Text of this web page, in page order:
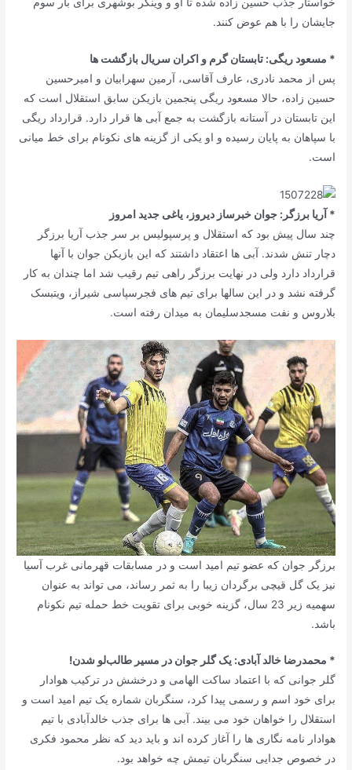
جایشان را با هم عوض کنند.
* مسعود ریگی: تابستان گرم و اکران سریال بازگشت ها
پس از محمد نادری، عارف آقاسی، آرمین سهرابیان و امیرحسین
حسین زاده، حالا مسعود ریگی پنجمین بازیکن سابق استقلال است که
این تابستان در آستانه بازگشت به جمع آبی ها قرار دارد. قرارداد ریگی
با سپاهان به پایان رسیده و او یکی از گزینه های نکونام برای خط میانی
است.
* آریا برزگر: جوان خبرساز دیروز، یاغی جدید امروز
چند سال پیش بود که استقلال و پرسپولیس بر سر جذب آریا برزگر
دچار تنش شدند. آبی ها اعتقاد داشتند که این بازیکن جوان با آنها
قرارداد دارد ولی در نهایت برزگر راهی تیم رقیب شد اما چندان به کار
گرفته نشد و در این سالها برای تیم های فجرسپاسی شیراز، ویتبسک
بلاروس و نفت مسجدسلیمان به میدان رفته است.
برزگر جوان که عضو تیم امید است و در مسابقات قهرمانی غرب آسیا
نیز یک گل قیچی برگردان زیبا را به ثمر رساند، می تواند به عنوان
سهمیه زیر 23 سال، گزینه خوبی برای تقویت خط حمله تیم نکونام
باشد.
* محمدرضا خالد آبادی: یک گلر جوان در مسیر طالب‌لو شدن!
گلر جوانی که با اعتماد ساکت الهامی و درخشش در ترکیب هوادار
برای خود اسم و رسمی پیدا کرد، سنگربان شماره یک تیم امید است و
استقلال را خواهان خود می بیند. آبی ها برای جذب خالدآبادی با تیم
هوادار نامه نگاری ها را آغاز کرده اند و باید دید که نظر محمود فکری
در خصوص جدایی سنگربان تیمش چه خواهد بود.